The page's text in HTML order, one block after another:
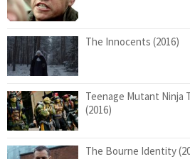
The Innocents (2016)
Teenage Mutant Ninja
(2016)
The Bourne Identity